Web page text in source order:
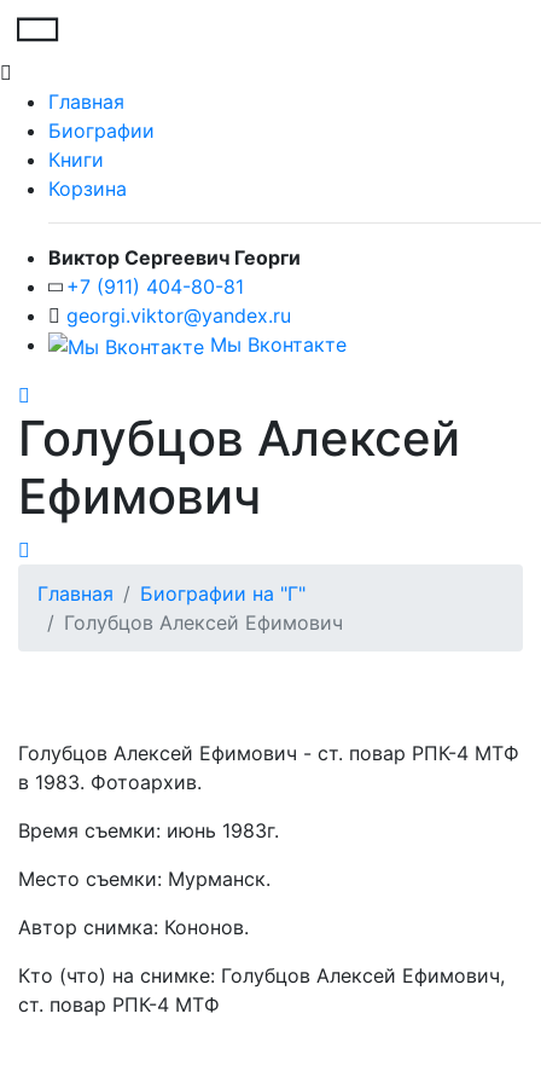
Главная
Биографии
Книги
Корзина
Виктор Сергеевич Георги
+7 (911) 404-80-81
georgi.viktor@yandex.ru
Мы Вконтакте
Голубцов Алексей
Ефимович
Главная
Биографии на "Г"
Голубцов Алексей Ефимович
Голубцов Алексей Ефимович - ст. повар РПК-4 МТФ
в 1983. Фотоархив.
Время съемки: июнь 1983г.
Место съемки: Мурманск.
Автор снимка: Кононов.
Кто (что) на снимке: Голубцов Алексей Ефимович,
ст. повар РПК-4 МТФ